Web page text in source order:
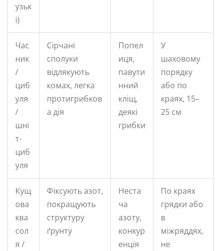
узьк
і)
Час
ник
/
циб
уля
/
шні
т-
циб
уля
Сірчані
сполуки
відлякують
комах, легка
протигрибков
а дія
Попел
иця,
павути
нний
кліщ,
деякі
грибки
У
шаховому
порядку
або по
краях, 15–
25 см
Кущ
ова
ква
сол
я /
Фіксують азот,
покращують
структуру
ґрунту
Неста
ча
азоту,
конкур
енція
По краях
грядки або
в
міжряддях,
не